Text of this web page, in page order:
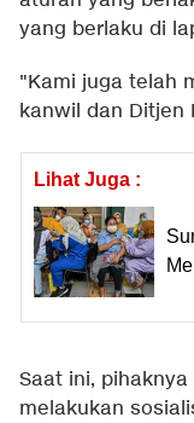
yang berlaku di
"Kami juga telah
kanwil dan Ditjen
Lihat Juga :
Saat ini,
melakukan